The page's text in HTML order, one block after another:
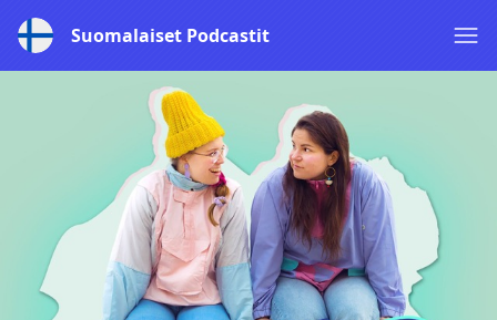
Suomalaiset Podcastit